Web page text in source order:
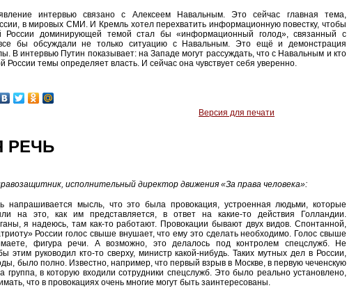
интервью связано с Алексеем Навальным. Это сейчас главная тема,
в мировых СМИ. И Кремль хотел перехватить информационную повестку, чтобы
доминирующей темой стал бы «информационный голод», связанный с
бы обсуждали не только ситуацию с Навальным. Это ещё и демонстрация
В интервью Путин показывает: на Западе могут рассуждать, что с Навальным и кто
России темы определяет власть. И сейчас она чувствует себя уверенно.
Версия для печати
РЕЧЬ
исполнительный директор движения «За права человека»:
напрашивается мысль, что это была провокация, устроенная людьми, которые
на это, как им представляется, в ответ на какие-то действия Голландии.
я надеюсь, там как-то работают. Провокации бывают двух видов. Спонтанной,
России голос свыше внушает, что ему это сделать необходимо. Голос свыше
фигура речи. А возможно, это делалось под контролем спецслужб. Не
этим руководил кто-то сверху, министр какой-нибудь. Таких мутных дел в России,
было полно. Известно, например, что первый взрыв в Москве, в первую чеченскую
группа, в которую входили сотрудники спецслужб. Это было реально установлено,
что в провокациях очень многие могут быть заинтересованы.